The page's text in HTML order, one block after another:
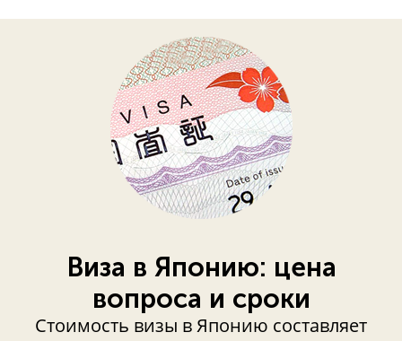
Виза в Японию: цена
вопроса и сроки
Стоимость визы в Японию составляет